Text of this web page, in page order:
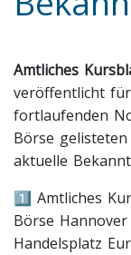
Amtliches
veröffentlicht
fortlaufenden
Börse
aktuelle
1️⃣ Amtliches
Börse
Handelsplatz